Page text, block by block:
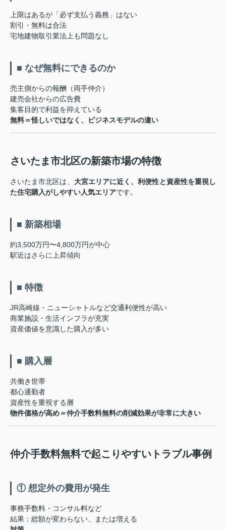
上限はあるが「必ず支払う義務」はない
割引・無料は合法
宅地建物取引業法上も問題なし
■ なぜ無料にできるのか
売主側からの報酬（両手仲介）
建売会社からの広告費
集客目的で利益を抑えている
無料＝怪しいではなく、ビジネスモデルの違い
さいたま市北区の新築市場の特徴
さいたま市北区は、 大宮エリアに近く、利便性と資産性を重視し
た住宅購入がしやすい人気エリアです。
■ 新築相場
約3,500万円〜4,800万円が中心
駅近はさらに上昇傾向
■ 特徴
JR高崎線・ニューシャトルなど交通利便性が高い
商業施設・生活インフラが充実
資産価値を意識した購入が多い
■ 購入層
共働き世帯
都心通勤者
資産性を重視する層
物件価格が高め＝仲介手数料無料の削減効果が非常に大きい
仲介手数料無料で起こりやすいトラブル事例
① 想定外の費用が発生
事務手数料・コンサル料など
結果：総額が変わらない、または増える